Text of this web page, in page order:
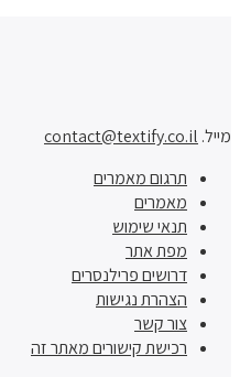
מייל. contact@textify.co.il
תרגום מאמרים
מאמרים
תנאי שימוש
מפת אתר
דרושים פרילנסרים
הצהרת נגישות
צור קשר
רכישת קישורים מאתר זה